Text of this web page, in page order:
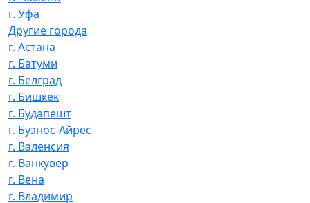
г. Уфа
Другие города
г. Астана
г. Батуми
г. Белград
г. Бишкек
г. Будапешт
г. Буэнос-Айрес
г. Валенсия
г. Ванкувер
г. Вена
г. Владимир